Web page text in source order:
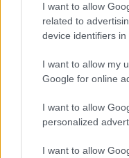
I want to allow
related to
device identifiers in
I want to allow my
Google for online
I want to allow
personalized
I want to allow
Napokon belül
Országgyűlés
Kiterjedt tüzek
Harmadfokú
javítottak, helikoptereket
A zárkában rosszul lett,